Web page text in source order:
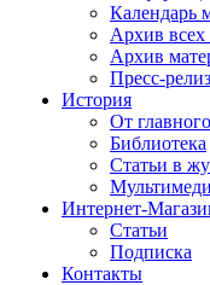
Календарь
Архив
Архив
Пресс-
История
От
Библиотека
Статьи в
Интернет-
Статьи
Подписка
Контакты